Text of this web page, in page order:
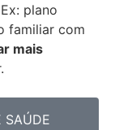
plano
familiar com
mais
SAÚDE